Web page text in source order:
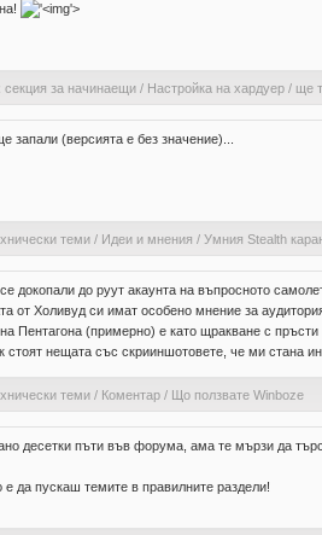
'>
секция за начинаещи/ Настройка на хардуер/ ще
запали (версията е без значение)...
теми/ Идеи и мнения / Умния Stealth
докопали до руут акаунта на въпросното
от Холивуд си имат особено мнение за
Пентагона (примерно) е като щракване с
стоят нещата със скрииншотовете, че ми стана
теми/ Коментар/ Що ползвате Winboze
десетки пъти във форума, ама те мързи да
да пускаш темите в правилните раздели!